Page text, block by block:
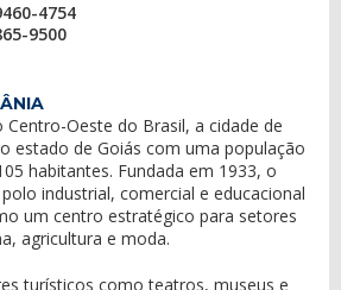
4754
9500
Centro-Oeste do Brasil, a cidade de
estado de Goiás com uma população
habitantes. Fundada em 1933, o
industrial, comercial e educacional
um centro estratégico para setores
agricultura e moda.
turísticos como teatros, museus e